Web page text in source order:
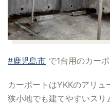
#鹿児島市 で1台用のカー
カーポートはYKKのアリュ
狭小地でも建てやすいス